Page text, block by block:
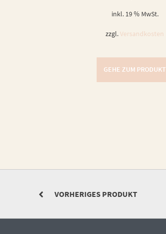
inkl. 19 % MwSt.
zzgl.Versandkosten
GEHE ZUM PRODUKT
VORHERIGES PRODUKT